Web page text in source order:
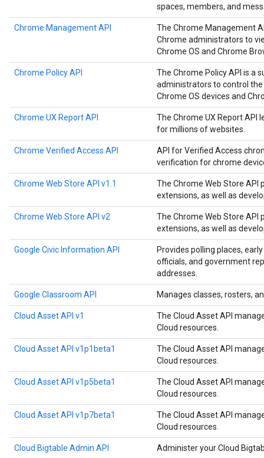
spaces, members, and
Chrome Management API
The Chrome Management
Chrome administrators to
Chrome OS and Chrome
Chrome Policy API
The Chrome Policy API is a
administrators to control
Chrome OS devices and
Chrome UX Report API
The Chrome UX Report API
for millions of websites.
Chrome Verified Access API
API for Verified Access
verification for chrome
Chrome Web Store API v1.1
The Chrome Web Store API
extensions, as well as
Chrome Web Store API v2
The Chrome Web Store API
extensions, as well as
Google Civic Information API
Provides polling places,
officials, and government
addresses.
Google Classroom API Manages classes, rosters,
Cloud Asset API v1
The Cloud Asset API
Cloud resources.
Cloud Asset API v1p1beta1
The Cloud Asset API
Cloud resources.
Cloud Asset API v1p5beta1
The Cloud Asset API
Cloud resources.
Cloud Asset API v1p7beta1
The Cloud Asset API
Cloud resources.
Cloud Bigtable Admin API Administer your Cloud